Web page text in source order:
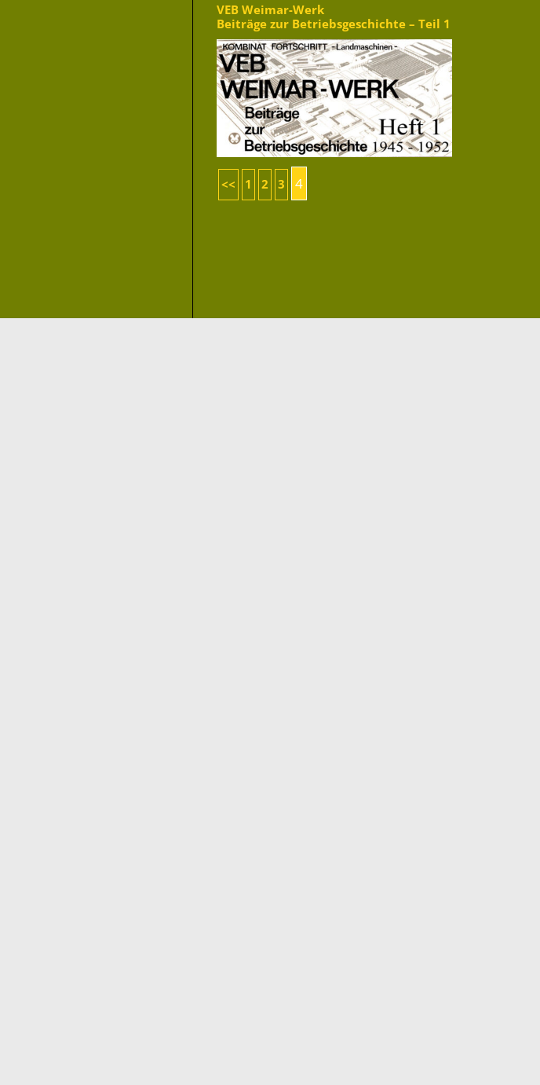
VEB Weimar-Werk
Beiträge zur Betriebsgeschichte – Teil 1
<< 1 2 3 4